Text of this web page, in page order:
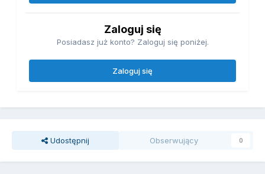
Zaloguj się
Posiadasz już konto? Zaloguj się poniżej.
Zaloguj się
Udostępnij Obserwujący 0